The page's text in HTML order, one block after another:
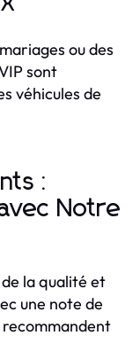
ou des
sont
véhicules de
:
Notre
la qualité et
une note de